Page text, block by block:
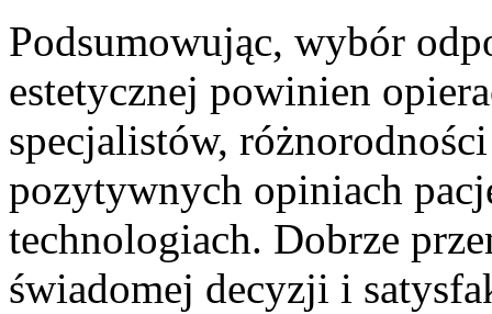
Podsumowując, wybór
estetycznej powinien
specjalistów,
pozytywnych opiniach
technologiach. Dobrze
świadomej decyzji i